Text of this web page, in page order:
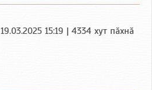
19.03.2025 15:19 | 4334 хут пӑхнӑ